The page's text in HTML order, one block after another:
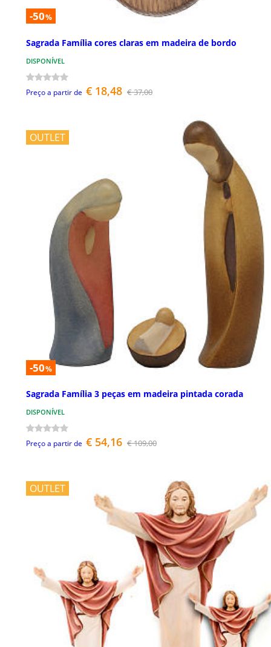
-50%
Sagrada Família cores claras em madeira de bordo
DISPONÍVEL
Preço a partir de € 18,48 € 37,00
OUTLET
-50%
Sagrada Família 3 peças em madeira pintada corada
DISPONÍVEL
Preço a partir de € 54,16 € 109,00
OUTLET